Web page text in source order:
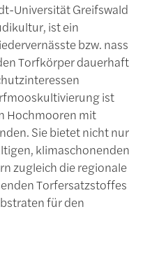
Universität Greifswald
ist ein
bzw. nass
Torfkörper dauerhaft
ist
Hochmooren mit
Sie bietet nicht nur
klimaschonenden
zugleich die regionale
Torfersatzstoffes
für den